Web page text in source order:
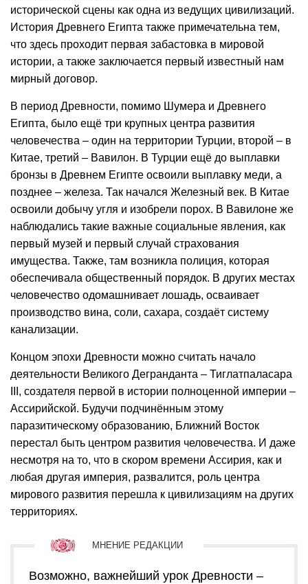
исторической сцены как одна из ведущих цивилизаций.
История Древнего Египта также примечательна тем,
что здесь проходит первая забастовка в мировой
истории, а также заключается первый известный нам
мирный договор.
В период Древности, помимо Шумера и Древнего
Египта, было ещё три крупных центра развития
человечества – один на территории Турции, второй – в
Китае, третий – Вавилон. В Турции ещё до выплавки
бронзы в Древнем Египте освоили выплавку меди, а
позднее – железа. Так начался Железный век. В Китае
освоили добычу угля и изобрели порох. В Вавилоне же
наблюдались такие важные социальные явления, как
первый музей и первый случай страхования
имущества. Также, там возникла полиция, которая
обеспечивала общественный порядок. В других местах
человечество одомашнивает лошадь, осваивает
производство вина, соли, сахара, создаёт систему
канализации.
Концом эпохи Древности можно считать начало
деятельности Великого Дегранданта – Тиглатпаласара
III, создателя первой в истории полноценной империи –
Ассирийской. Будучи подчинённым этому
паразитическому образованию, Ближний Восток
перестал быть центром развития человечества. И даже
несмотря на то, что в скором времени Ассирия, как и
любая другая империя, развалится, роль центра
мирового развития перешла к цивилизациям на других
территориях.
Возможно, важнейший урок Древности –